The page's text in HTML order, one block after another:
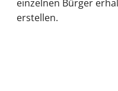
einzelnen Bürger
erstellen.